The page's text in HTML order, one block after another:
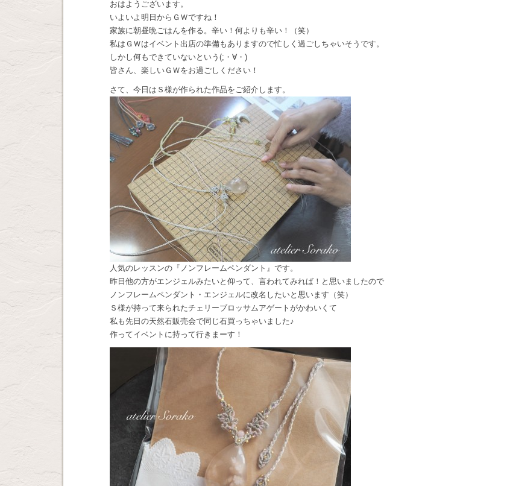
おはようございます。
いよいよ明日からＧＷですね！
家族に朝昼晩ごはんを作る。辛い！何よりも辛い！（笑）
私はＧＷはイベント出店の準備もありますので忙しく過ごしちゃいそうです。
しかし何もできていないという(;・∀・)
皆さん、楽しいＧＷをお過ごしください！
さて、今日はＳ様が作られた作品をご紹介します。
人気のレッスンの『ノンフレームペンダント』です。
昨日他の方がエンジェルみたいと仰って、言われてみれば！と思いましたので
ノンフレームペンダント・エンジェルに改名したいと思います（笑）
Ｓ様が持って来られたチェリーブロッサムアゲートがかわいくて
私も先日の天然石販売会で同じ石買っちゃいました♪
作ってイベントに持って行きまーす！